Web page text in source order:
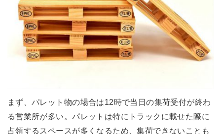
まず、パレット物の場合は12時で当日の集荷受付が終わ
る営業所が多い。パレットは特にトラックに載せた際に
占領するスペースが多くなるため、集荷できないことも